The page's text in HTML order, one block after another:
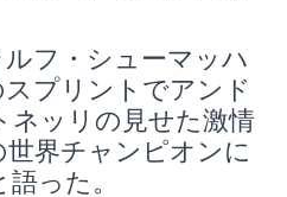
ルフ・シューマッハ
スプリントでアンド
ネッリの見せた激情
界チャンピオンに
った。